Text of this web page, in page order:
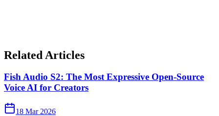
Related Articles
Fish Audio S2: The Most Expressive Open-Source
Voice AI for Creators
18 Mar 2026